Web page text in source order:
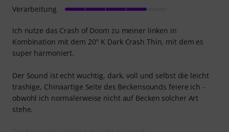
Ich nutze das Crash of Doom zu meiner linken in
Kombination mit dem 20" K Dark Crash Thin, mit dem es
super harmoniert.
Der Sound ist echt wuchtig, dark, voll und selbst die leicht
trashige, Chinaartige Seite des Beckensounds feiere ich -
obwohl ich normalerweise nicht auf Becken solcher Art
stehe.
Verarbeitung